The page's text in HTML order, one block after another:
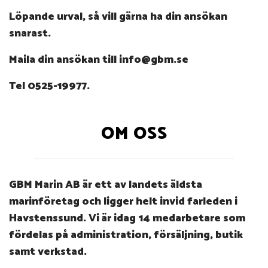
Löpande urval, så vill gärna ha din ansökan
snarast.
Maila din ansökan till info@gbm.se
Tel 0525-19977.
OM OSS
GBM Marin AB är ett av landets äldsta
marinföretag och ligger helt invid farleden i
Havstenssund. Vi är idag 14 medarbetare som
fördelas på administration, försäljning, butik
samt verkstad.